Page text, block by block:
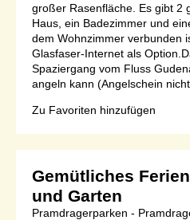
großer Rasenfläche. Es gibt 2
Haus, ein Badezimmer und
dem Wohnzimmer verbunden
Glasfaser-Internet als
Spaziergang vom Fluss
angeln kann (Angelschein
Zu Favoriten hinzufügen
Gemütliches
und Garten
Pramdragerparken -